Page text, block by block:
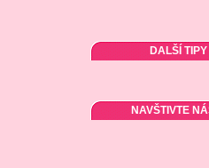
DALŠÍ TIPY
NAVŠTIVTE